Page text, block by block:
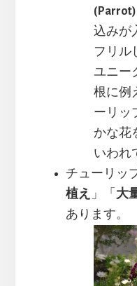
(Parrot)
込みが
フリル
ユニー
根に例
ーリッ
かな花
いわれ
チューリッ
植え
」「 大
あります。